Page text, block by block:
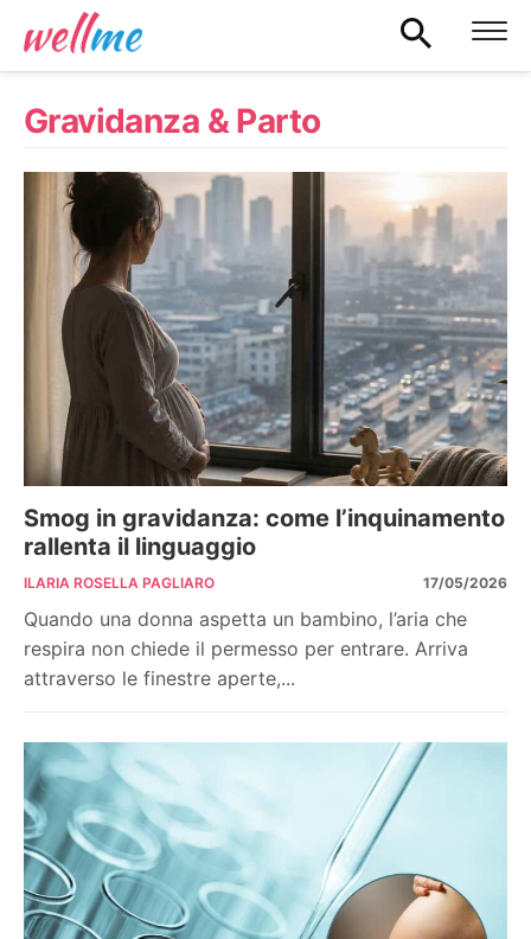
Gravidanza & Parto
Smog in gravidanza: come l’inquinamento
rallenta il linguaggio
ILARIA ROSELLA PAGLIARO 17/05/2026
Quando una donna aspetta un bambino, l’aria che
respira non chiede il permesso per entrare. Arriva
attraverso le finestre aperte,...